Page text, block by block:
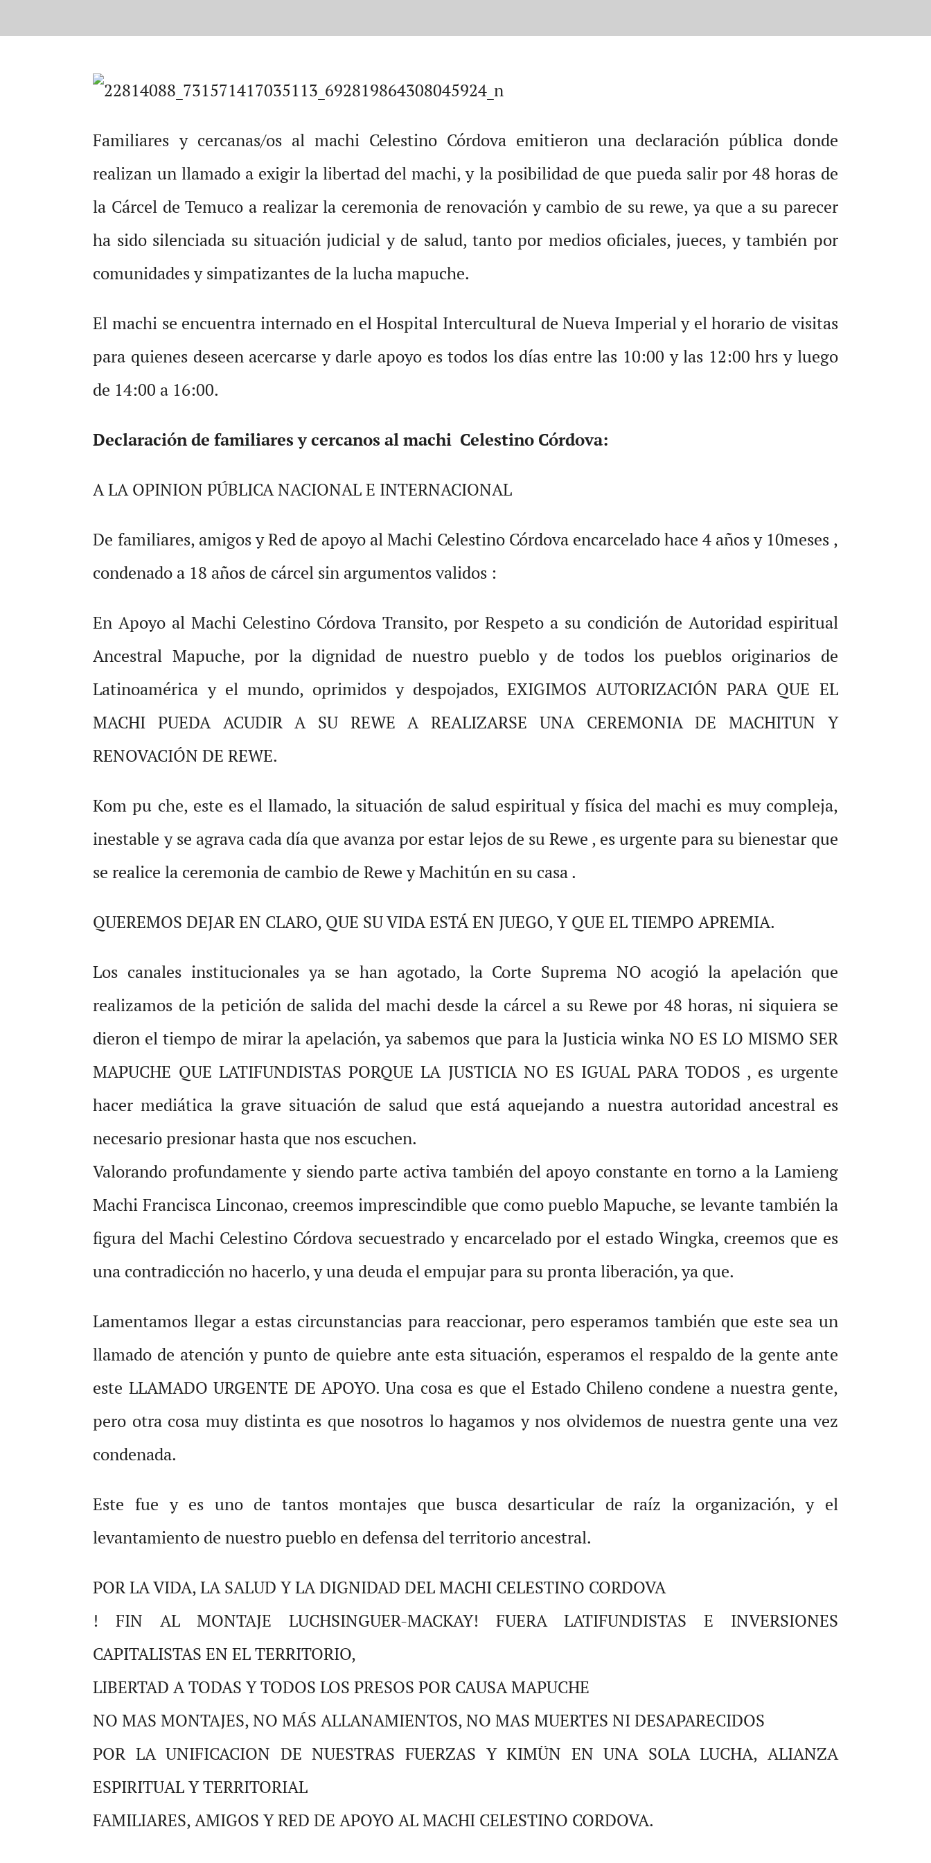
Familiares y cercanas/os al machi Celestino Córdova emitieron una declaración pública donde
realizan un llamado a exigir la libertad del machi, y la posibilidad de que pueda salir por 48 horas de
la Cárcel de Temuco a realizar la ceremonia de renovación y cambio de su rewe, ya que a su parecer
ha sido silenciada su situación judicial y de salud, tanto por medios oficiales, jueces, y también por
comunidades y simpatizantes de la lucha mapuche.
El machi se encuentra internado en el Hospital Intercultural de Nueva Imperial y el horario de visitas
para quienes deseen acercarse y darle apoyo es todos los días entre las 10:00 y las 12:00 hrs y luego
de 14:00 a 16:00.
Declaración de familiares y cercanos al machi Celestino Córdova:
A LA OPINION PÚBLICA NACIONAL E INTERNACIONAL
De familiares, amigos y Red de apoyo al Machi Celestino Córdova encarcelado hace 4 años y 10meses ,
condenado a 18 años de cárcel sin argumentos validos :
En Apoyo al Machi Celestino Córdova Transito, por Respeto a su condición de Autoridad espiritual
Ancestral Mapuche, por la dignidad de nuestro pueblo y de todos los pueblos originarios de
Latinoamérica y el mundo, oprimidos y despojados, EXIGIMOS AUTORIZACIÓN PARA QUE EL
MACHI PUEDA ACUDIR A SU REWE A REALIZARSE UNA CEREMONIA DE MACHITUN Y
RENOVACIÓN DE REWE.
Kom pu che, este es el llamado, la situación de salud espiritual y física del machi es muy compleja,
inestable y se agrava cada día que avanza por estar lejos de su Rewe , es urgente para su bienestar que
se realice la ceremonia de cambio de Rewe y Machitún en su casa .
QUEREMOS DEJAR EN CLARO, QUE SU VIDA ESTÁ EN JUEGO, Y QUE EL TIEMPO APREMIA.
Los canales institucionales ya se han agotado, la Corte Suprema NO acogió la apelación que
realizamos de la petición de salida del machi desde la cárcel a su Rewe por 48 horas, ni siquiera se
dieron el tiempo de mirar la apelación, ya sabemos que para la Justicia winka NO ES LO MISMO SER
MAPUCHE QUE LATIFUNDISTAS PORQUE LA JUSTICIA NO ES IGUAL PARA TODOS , es urgente
hacer mediática la grave situación de salud que está aquejando a nuestra autoridad ancestral es
necesario presionar hasta que nos escuchen.
Valorando profundamente y siendo parte activa también del apoyo constante en torno a la Lamieng
Machi Francisca Linconao, creemos imprescindible que como pueblo Mapuche, se levante también la
figura del Machi Celestino Córdova secuestrado y encarcelado por el estado Wingka, creemos que es
una contradicción no hacerlo, y una deuda el empujar para su pronta liberación, ya que.
Lamentamos llegar a estas circunstancias para reaccionar, pero esperamos también que este sea un
llamado de atención y punto de quiebre ante esta situación, esperamos el respaldo de la gente ante
este LLAMADO URGENTE DE APOYO. Una cosa es que el Estado Chileno condene a nuestra gente,
pero otra cosa muy distinta es que nosotros lo hagamos y nos olvidemos de nuestra gente una vez
condenada.
Este fue y es uno de tantos montajes que busca desarticular de raíz la organización, y el
levantamiento de nuestro pueblo en defensa del territorio ancestral.
POR LA VIDA, LA SALUD Y LA DIGNIDAD DEL MACHI CELESTINO CORDOVA
! FIN AL MONTAJE LUCHSINGUER-MACKAY! FUERA LATIFUNDISTAS E INVERSIONES
CAPITALISTAS EN EL TERRITORIO,
LIBERTAD A TODAS Y TODOS LOS PRESOS POR CAUSA MAPUCHE
NO MAS MONTAJES, NO MÁS ALLANAMIENTOS, NO MAS MUERTES NI DESAPARECIDOS
POR LA UNIFICACION DE NUESTRAS FUERZAS Y KIMÜN EN UNA SOLA LUCHA, ALIANZA
ESPIRITUAL Y TERRITORIAL
FAMILIARES, AMIGOS Y RED DE APOYO AL MACHI CELESTINO CORDOVA.